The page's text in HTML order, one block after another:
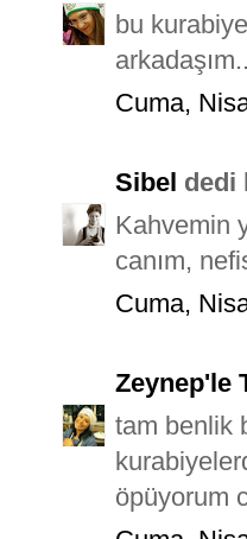
bu
Cuma,
Sibel dedi
Kahvemin
canım,
Cuma,
Zeynep'le
tam benlik
öpüyorum